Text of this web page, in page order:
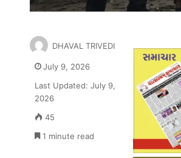
DHAVAL TRIVEDI
July 9, 2026
Last Updated: July 9,
2026
45
1 minute read